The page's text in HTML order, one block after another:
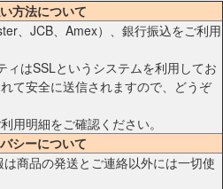
方法について
、JCB、Amex）、銀行振込をご利用
ィはSSLというシステムを利用してお
て安全に送信されますので、どうぞ
用明細をご確認ください。
シーについて
商品の発送とご連絡以外には一切使